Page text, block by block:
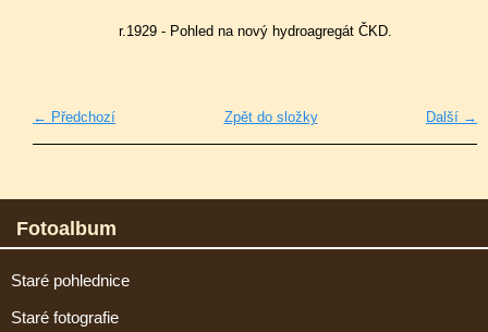
r.1929 - Pohled na nový hydroagregát ČKD.
← Předchozí Další →
Zpět do složky
Fotoalbum
Staré pohlednice
Staré fotografie